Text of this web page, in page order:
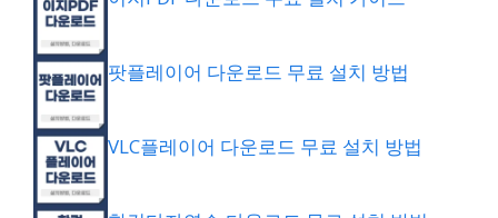
팟플레이어 다운로드 무료 설치 방법
VLC플레이어 다운로드 무료 설치 방법